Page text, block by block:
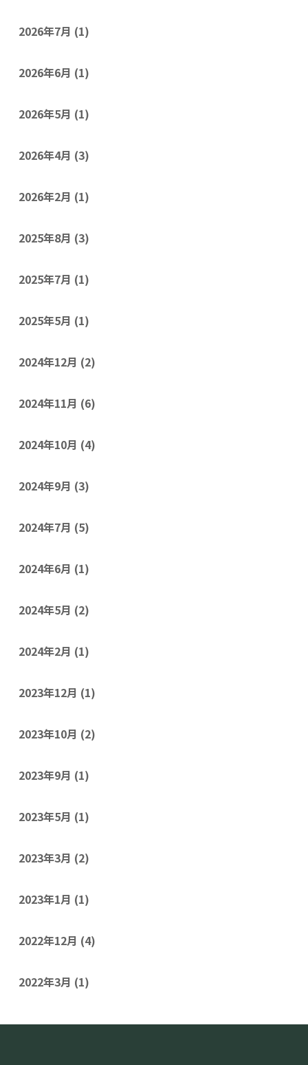
2026年7月 (1)
2026年6月 (1)
2026年5月 (1)
2026年4月 (3)
2026年2月 (1)
2025年8月 (3)
2025年7月 (1)
2025年5月 (1)
2024年12月 (2)
2024年11月 (6)
2024年10月 (4)
2024年9月 (3)
2024年7月 (5)
2024年6月 (1)
2024年5月 (2)
2024年2月 (1)
2023年12月 (1)
2023年10月 (2)
2023年9月 (1)
2023年5月 (1)
2023年3月 (2)
2023年1月 (1)
2022年12月 (4)
2022年3月 (1)